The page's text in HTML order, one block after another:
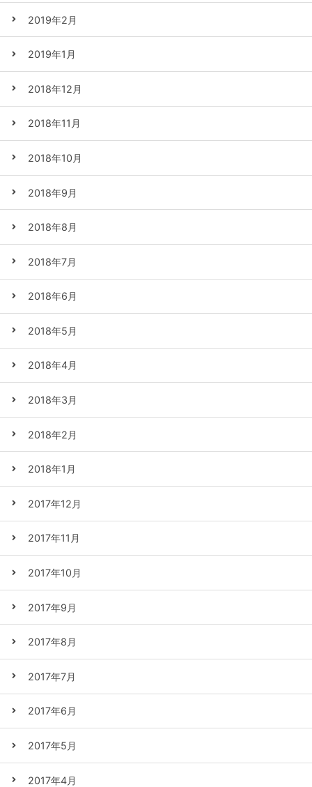
2019年2月
2019年1月
2018年12月
2018年11月
2018年10月
2018年9月
2018年8月
2018年7月
2018年6月
2018年5月
2018年4月
2018年3月
2018年2月
2018年1月
2017年12月
2017年11月
2017年10月
2017年9月
2017年8月
2017年7月
2017年6月
2017年5月
2017年4月